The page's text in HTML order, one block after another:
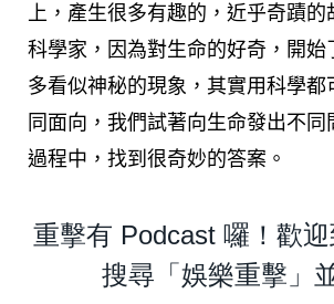
上，產生很多有趣的，近乎奇蹟的
科學家，因為對生命的好奇，開始
多看似神秘的現象，其實用科學都
同面向，我們試著向生命發出不同
過程中，找到很奇妙的答案。
重擊有 Podcast 囉！歡
搜尋「娛樂重擊」